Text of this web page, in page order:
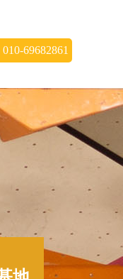
69682861